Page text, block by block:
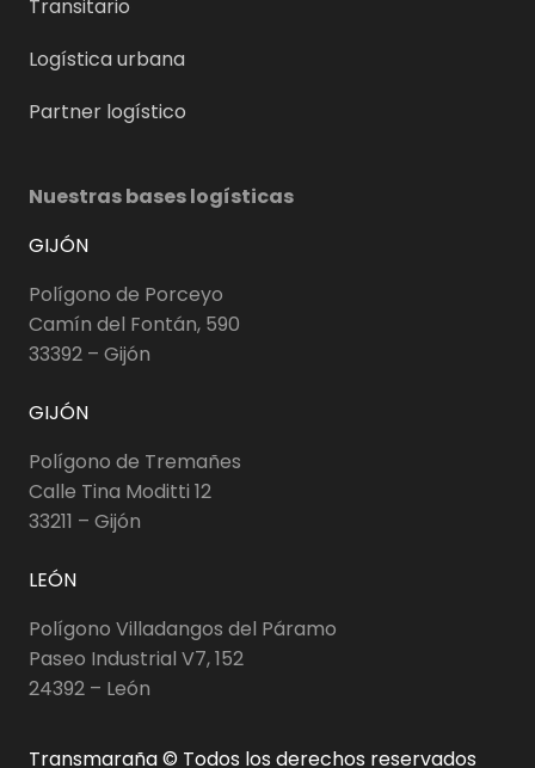
Transitario
Logística urbana
Partner logístico
Nuestras bases logísticas
GIJÓN
Polígono de Porceyo
Camín del Fontán, 590
33392 – Gijón
GIJÓN
Polígono de Tremañes
Calle Tina Moditti 12
33211 – Gijón
LEÓN
Polígono Villadangos del Páramo
Paseo Industrial V7, 152
24392 – León
Transmaraña © Todos los derechos reservados